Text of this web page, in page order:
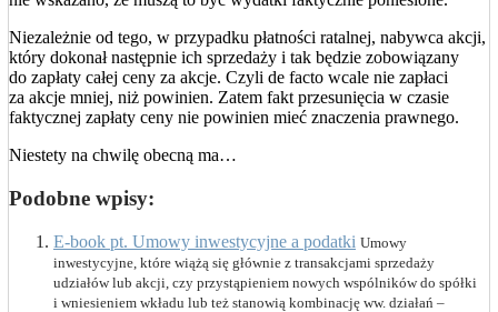
Niezależnie od tego, w przypadku płatności ratalnej, nabywca akcji,
który dokonał następnie ich sprzedaży i tak będzie zobowiązany
do zapłaty całej ceny za akcje. Czyli de facto wcale nie zapłaci
za akcje mniej, niż powinien. Zatem fakt przesunięcia w czasie
faktycznej zapłaty ceny nie powinien mieć znaczenia prawnego.
Niestety na chwilę obecną ma…
Podobne wpisy:
E-book pt. Umowy inwestycyjne a podatki Umowy
inwestycyjne, które wiążą się głównie z transakcjami sprzedaży
udziałów lub akcji, czy przystąpieniem nowych wspólników do spółki
i wniesieniem wkładu lub też stanowią kombinację ww. działań –